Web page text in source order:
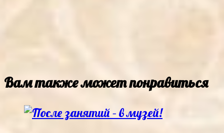
Вам также может понравиться